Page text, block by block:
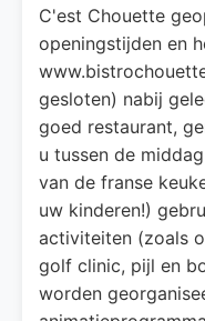
C'est Chouette
openingstijden en
gesloten) nabij
goed restaurant,
u tussen de
van de franse
uw kinderen!)
activiteiten (zoals
golf clinic, pijl en
worden